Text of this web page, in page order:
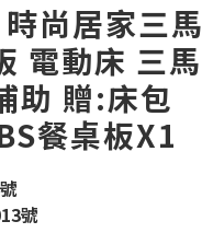
尚居家三馬
電動床 三馬
助 贈:床包
餐桌板X1
號